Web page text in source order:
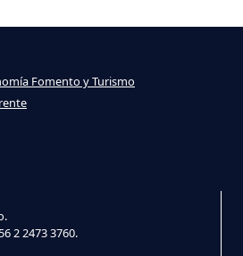
2 2473 3760.
Fomento y Turismo